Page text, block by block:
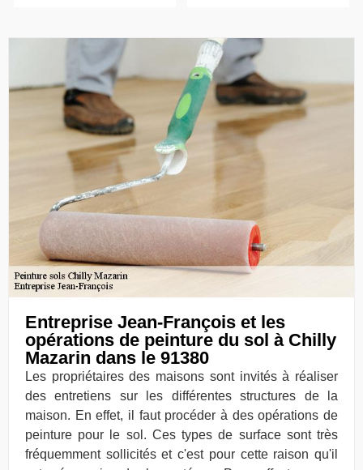
Entreprise Jean-François et les
opérations de peinture du sol à Chilly
Mazarin dans le 91380
Les propriétaires des maisons sont invités à réaliser
des entretiens sur les différentes structures de la
maison. En effet, il faut procéder à des opérations de
peinture pour le sol. Ces types de surface sont très
fréquemment sollicités et c'est pour cette raison qu'il